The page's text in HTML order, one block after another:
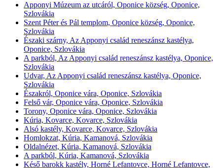
Apponyi Múzeum az utcáról, Oponice község, Oponice,
Szlovákia
Szent Péter és Pál templom, Oponice község, Oponice,
Szlovákia
Északi szárny, Az Apponyi család reneszánsz kastélya,
Oponice, Szlovákia
A parkból, Az Apponyi család reneszánsz kastélya, Oponice,
Szlovákia
Udvar, Az Apponyi család reneszánsz kastélya, Oponice,
Szlovákia
Északról, Oponice vára, Oponice, Szlovákia
Felső vár, Oponice vára, Oponice, Szlovákia
Torony, Oponice vára, Oponice, Szlovákia
Kúria, Kovarce, Kovarce, Szlovákia
Alsó kastély, Kovarce, Kovarce, Szlovákia
Homlokzat, Kúria, Kamanová, Szlovákia
Oldalnézet, Kúria, Kamanová, Szlovákia
A parkból, Kúria, Kamanová, Szlovákia
Késő barokk kastély, Horné Lefantovce, Horné Lefantovce,